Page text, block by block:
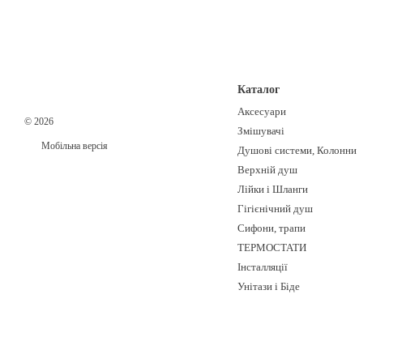
© 2026
Мобільна версія
Каталог
Аксесуари
Змішувачі
Душові системи, Колонни
Верхній душ
Лійки і Шланги
Гігієнічний душ
Сифони, трапи
ТЕРМОСТАТИ
Інсталляції
Унітази і Біде